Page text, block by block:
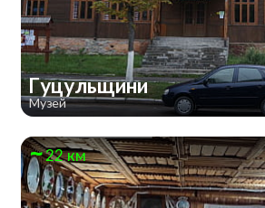
Гуцульщини
Музей
22 км